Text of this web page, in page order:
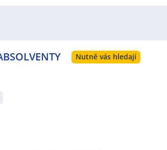
Nutně vás hledají